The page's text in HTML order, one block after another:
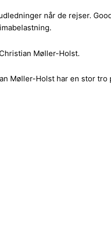
når de rejser.
Møller-Holst.
Møller-Holst har en stor